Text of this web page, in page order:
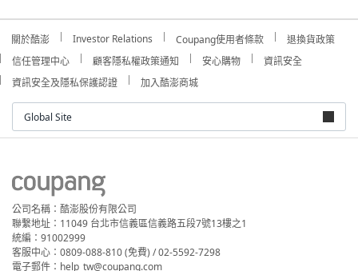
關於酷澎 Investor Relations Coupang使用者條款
退換貨政策
信任管理中心
顧客隱私權政策通知 安心購物
資訊安全
資訊安全及隱私保護認證
加入酷澎商城
Global Site
公司名稱：酷澎股份有限公司
聯繫地址：11049 台北市信義區信義路五段7號13樓之1
統編：91002999
客服中心：0809-088-810 (免費) / 02-5592-7298
電子郵件：help_tw@coupang.com